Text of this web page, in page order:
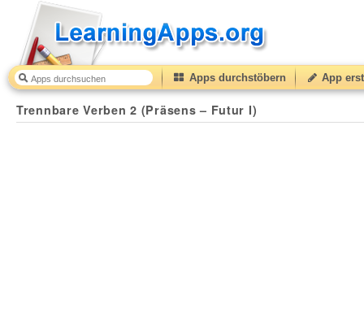
Apps durchstöbern App
Trennbare Verben 2 (Präsens – Futur I)